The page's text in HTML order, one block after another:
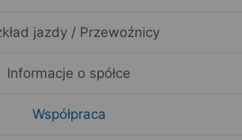
jazdy / Przewoźnicy
Informacje o spółce
Współpraca